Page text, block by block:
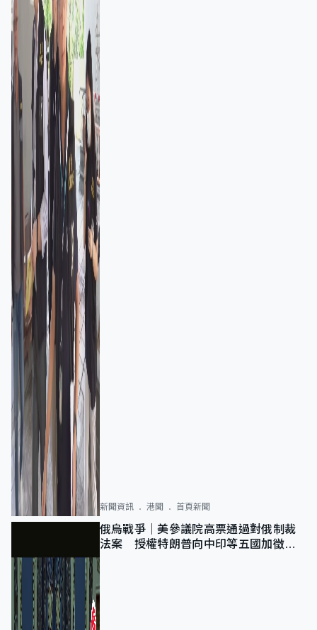
新聞資訊 港聞 首頁新聞
俄烏戰爭｜美參議院高票通過對俄制裁
法案 授權特朗普向中印等五國加徵
100%關稅